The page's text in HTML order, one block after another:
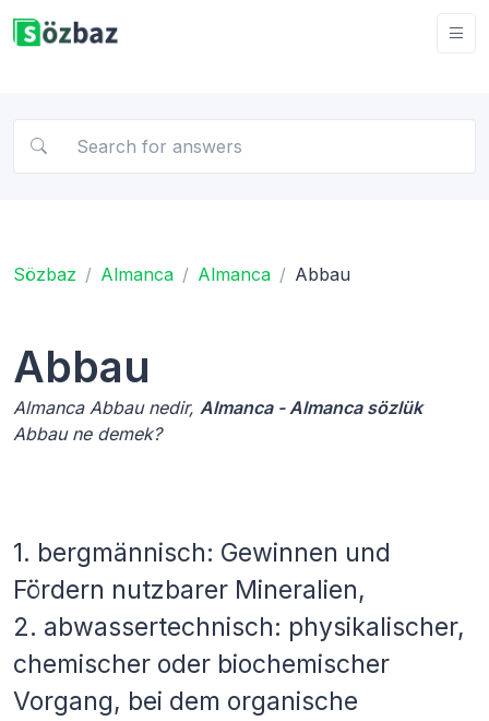
Sözbaz Almanca Almanca Abbau
Abbau
Almanca Abbau nedir, Almanca - Almanca sözlük
Abbau ne demek?
1. bergmännisch: Gewinnen und
Fördern nutzbarer Mineralien,
2. abwassertechnisch: physikalischer,
chemischer oder biochemischer
Vorgang, bei dem organische